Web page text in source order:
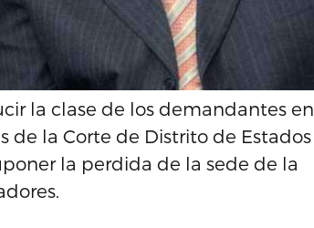
la clase de los demandantes en
de la Corte de Distrito de Estados
la perdida de la sede de la